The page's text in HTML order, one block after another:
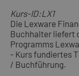
Kurs-ID:LX1
Die Lexware
Buchhalter liefert
Programms
- Kurs fundiertes
/ Buchführung.